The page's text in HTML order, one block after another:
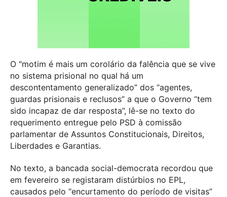
O "motim é mais um corolário da falência que se vive
no sistema prisional no qual há um
descontentamento generalizado” dos “agentes,
guardas prisionais e reclusos” a que o Governo “tem
sido incapaz de dar resposta”, lê-se no texto do
requerimento entregue pelo PSD à comissão
parlamentar de Assuntos Constitucionais, Direitos,
Liberdades e Garantias.
No texto, a bancada social-democrata recordou que
em fevereiro se registaram distúrbios no EPL,
causados pelo “encurtamento do período de visitas”